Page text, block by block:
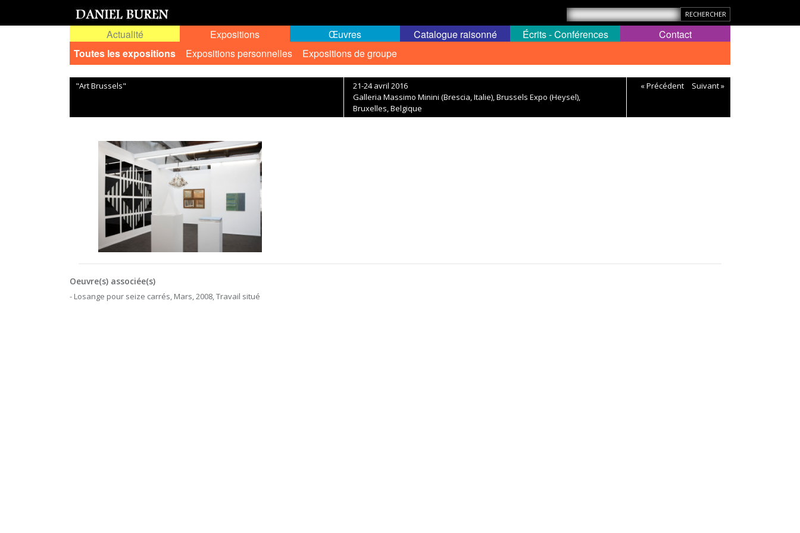
Actualité
Expositions
Toutes les expositions
Expositions personnelles Expositions de groupe
Œuvres Catalogue raisonné Écrits - Conférences Contact
"Art Brussels"
21-24 avril 2016
Galleria Massimo Minini (Brescia, Italie), Brussels Expo (Heysel),
Bruxelles, Belgique
« Précédent Suivant »
Oeuvre(s) associée(s)
- Losange pour seize carrés, Mars, 2008, Travail situé